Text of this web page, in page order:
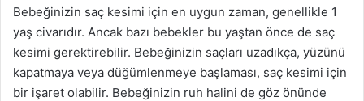
Bebeğinizin saç kesimi için en uygun zaman, genellikle 1
yaş civarıdır. Ancak bazı bebekler bu yaştan önce de saç
kesimi gerektirebilir. Bebeğinizin saçları uzadıkça, yüzünü
kapatmaya veya düğümlenmeye başlaması, saç kesimi için
bir işaret olabilir. Bebeğinizin ruh halini de göz önünde